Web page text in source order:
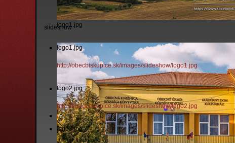
logo1.jpg
slideshow
logo1.jpg
http://obecbiskupice.sk/images/slideshow/logo1.jpg
logo2.jpg
http://obecbiskupice.sk/images/slideshow/logo2.jpg
logo3.jpg